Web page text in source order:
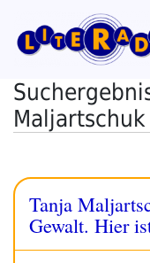
Inhalt
springen
Maljartschuk
Tanja
Gewalt. Hier